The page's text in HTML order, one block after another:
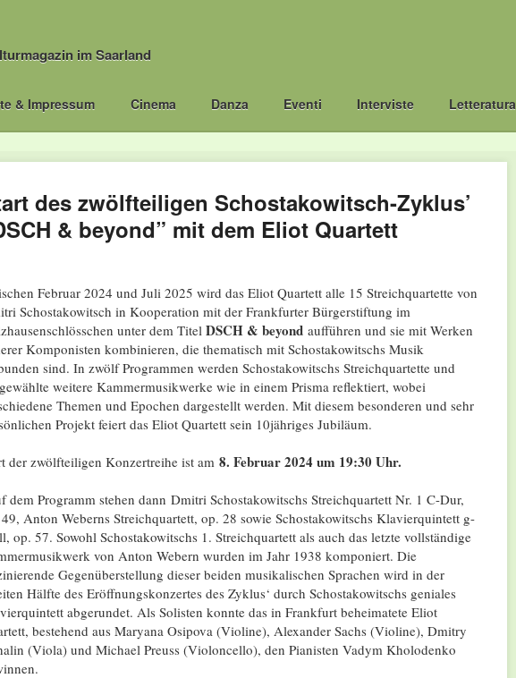
im Saarland
& Impressum Cinema Danza Eventi Interviste Letteratura
des zwölfteiligen Schostakowitsch-Zyklus’
& beyond” mit dem Eliot Quartett
Februar 2024 und Juli 2025 wird das Eliot Quartett alle 15 Streichquartette von
Schostakowitsch in Kooperation mit der Frankfurter Bürgerstiftung im
unter dem Titel DSCH & beyondaufführen und sie mit Werken
Komponisten kombinieren, die thematisch mit Schostakowitschs Musik
sind. In zwölf Programmen werden Schostakowitschs Streichquartette und
weitere Kammermusikwerke wie in einem Prisma reflektiert, wobei
Themen und Epochen dargestellt werden. Mit diesem besonderen und sehr
Projekt feiert das Eliot Quartett sein 10jähriges Jubiläum.
der zwölfteiligen Konzertreihe ist am 8. Februar 2024 um 19:30 Uhr.
dem Programm stehen dann Dmitri Schostakowitschs Streichquartett Nr. 1 C-Dur,
Anton Weberns Streichquartett, op. 28 sowie Schostakowitschs Klavierquintett g-
op. 57. Sowohl Schostakowitschs 1. Streichquartett als auch das letzte vollständige
von Anton Webern wurden im Jahr 1938 komponiert. Die
Gegenüberstellung dieser beiden musikalischen Sprachen wird in der
Hälfte des Eröffnungskonzertes des Zyklus‘ durch Schostakowitschs geniales
abgerundet. Als Solisten konnte das in Frankfurt beheimatete Eliot
bestehend aus Maryana Osipova (Violine), Alexander Sachs (Violine), Dmitry
(Viola) und Michael Preuss (Violoncello), den Pianisten Vadym Kholodenko